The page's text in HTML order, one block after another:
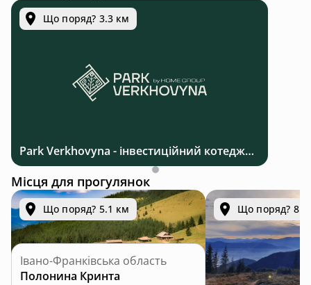
Що поряд? 3.3 км
Park Verkhovyna - інвестиційний котеджний комплекс біля Верховини в Карпатах
Місця для прогулянок
Що поряд? 5.1 км
Івано-Франківська область
Полонина Кринта
Що поряд? 8.2